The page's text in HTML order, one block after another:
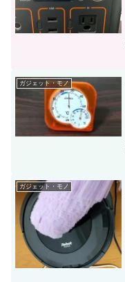
ガジェット・モノ
ガジェット・モノ